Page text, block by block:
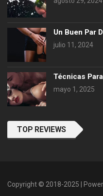
Un Buen Par
julio 11, 2024
Técnicas
mayo 1, 2025
TOP REVIEWS
Copyright © 2018-2025 |